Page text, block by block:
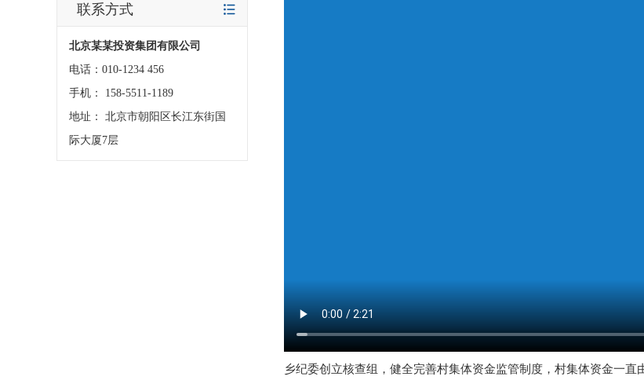
联系方式
北京某某投资集团有限公司
电话：010-1234 456
手机： 158-5511-1189
地址： 北京市朝阳区长江东街国
际大厦7层
乡纪委创立核查组，健全完善村集体资金监管制度，村集体资金一